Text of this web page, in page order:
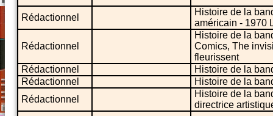
Rédactionnel
Histoire de la
américain - 1970
Rédactionnel
Histoire de la
Comics, The
fleurissent
Rédactionnel
Histoire de la
Rédactionnel
Histoire de la
Rédactionnel
Histoire de la
directrice